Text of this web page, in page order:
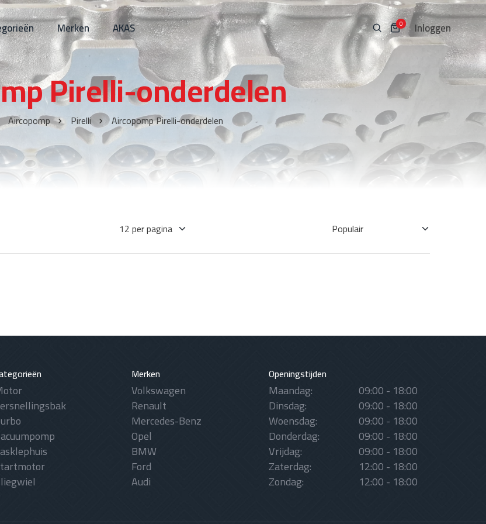
Merken AKAS 0 Inloggen
Pirelli-onderdelen
Aircopomp Pirelli Aircopomp Pirelli-onderdelen
Merken
Volkswagen
Renault
Mercedes-Benz
Opel
BMW
Ford
Audi
Openingstijden
Maandag: 09:00 - 18:00
Dinsdag: 09:00 - 18:00
Woensdag: 09:00 - 18:00
Donderdag: 09:00 - 18:00
Vrijdag: 09:00 - 18:00
Zaterdag: 12:00 - 18:00
Zondag: 12:00 - 18:00